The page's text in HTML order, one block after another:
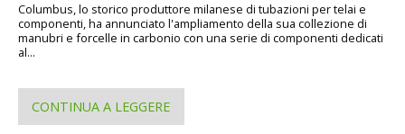
Columbus, lo storico produttore milanese di tubazioni per telai e
componenti, ha annunciato l'ampliamento della sua collezione di
manubri e forcelle in carbonio con una serie di componenti dedicati
al...
CONTINUA A LEGGERE